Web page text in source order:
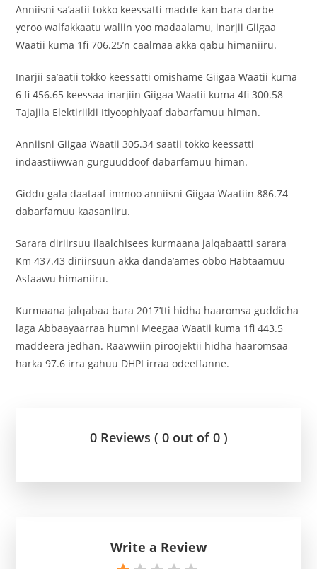
Anniisni sa’aatii tokko keessatti madde kan bara darbe
yeroo walfakkaatu waliin yoo madaalamu, inarjii Giigaa
Waatii kuma 1fi 706.25’n caalmaa akka qabu himaniiru.
Inarjii sa’aatii tokko keessatti omishame Giigaa Waatii kuma
6 fi 456.65 keessaa inarjiin Giigaa Waatii kuma 4fi 300.58
Tajajila Elektiriikii Itiyoophiyaaf dabarfamuu himan.
Anniisni Giigaa Waatii 305.34 saatii tokko keessatti
indaastiiwwan gurguuddoof dabarfamuu himan.
Giddu gala daataaf immoo anniisni Giigaa Waatiin 886.74
dabarfamuu kaasaniiru.
Sarara diriirsuu ilaalchisees kurmaana jalqabaatti sarara
Km 437.43 diriirsuun akka danda’ames obbo Habtaamuu
Asfaawu himaniiru.
Kurmaana jalqabaa bara 2017’tti hidha haaromsa guddicha
laga Abbaayaarraa humni Meegaa Waatii kuma 1fi 443.5
maddeera jedhan. Raawwiin piroojektii hidha haaromsaa
harka 97.6 irra gahuu DHPI irraa odeeffanne.
0 Reviews ( 0 out of 0 )
Write a Review